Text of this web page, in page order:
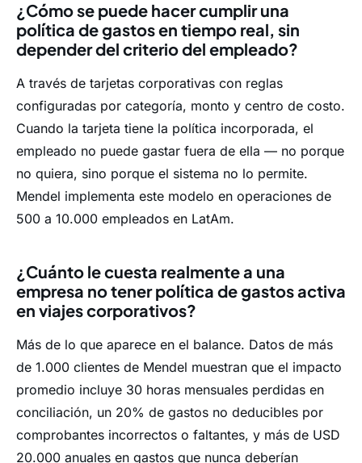
¿Cómo se puede hacer cumplir una
política de gastos en tiempo real, sin
depender del criterio del empleado?
A través de tarjetas corporativas con reglas
configuradas por categoría, monto y centro de costo.
Cuando la tarjeta tiene la política incorporada, el
empleado no puede gastar fuera de ella — no porque
no quiera, sino porque el sistema no lo permite.
Mendel implementa este modelo en operaciones de
500 a 10.000 empleados en LatAm.
¿Cuánto le cuesta realmente a una
empresa no tener política de gastos activa
en viajes corporativos?
Más de lo que aparece en el balance. Datos de más
de 1.000 clientes de Mendel muestran que el impacto
promedio incluye 30 horas mensuales perdidas en
conciliación, un 20% de gastos no deducibles por
comprobantes incorrectos o faltantes, y más de USD
20.000 anuales en gastos que nunca deberían